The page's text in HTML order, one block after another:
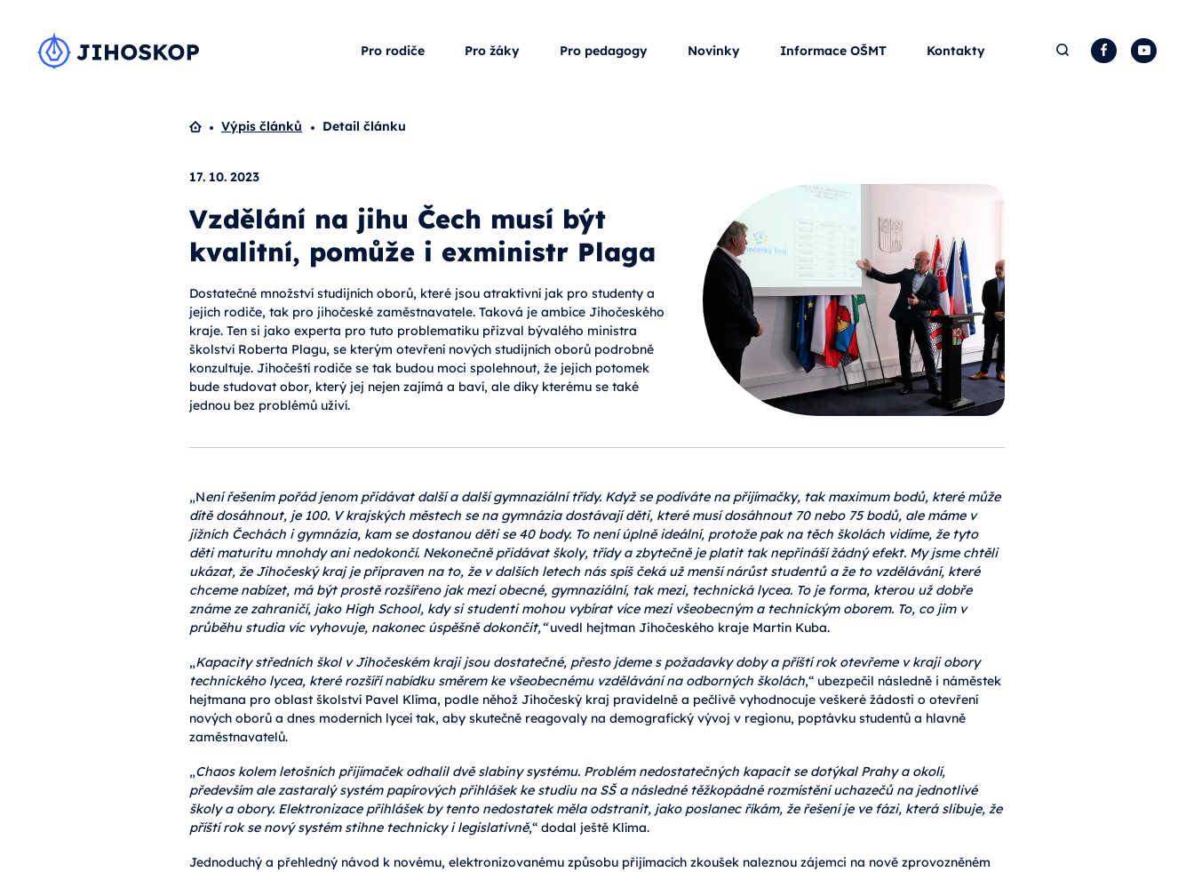
Pro rodiče Pro žáky Pro pedagogy Novinky Informace OŠMT Kontakty Hledat Facebook
Domů
Výpis článků Detail článku
17. 10. 2023
Vzdělání na jihu Čech musí být
kvalitní, pomůže i exministr Plaga
Dostatečné množství studijních oborů, které jsou atraktivní jak pro studenty a
jejich rodiče, tak pro jihočeské zaměstnavatele. Taková je ambice Jihočeského
kraje. Ten si jako experta pro tuto problematiku přizval bývalého ministra
školství Roberta Plagu, se kterým otevření nových studijních oborů podrobně
konzultuje. Jihočeští rodiče se tak budou moci spolehnout, že jejich potomek
bude studovat obor, který jej nejen zajímá a baví, ale díky kterému se také
jednou bez problémů uživí.
„Není řešením pořád jenom přidávat další a další gymnaziální třídy. Když se podíváte na přijímačky, tak maximum bodů, které může
dítě dosáhnout, je 100. V krajských městech se na gymnázia dostávají děti, které musí dosáhnout 70 nebo 75 bodů, ale máme v
jižních Čechách i gymnázia, kam se dostanou děti se 40 body. To není úplně ideální, protože pak na těch školách vidíme, že tyto
děti maturitu mnohdy ani nedokončí. Nekonečně přidávat školy, třídy a zbytečně je platit tak nepřináší žádný efekt. My jsme chtěli
ukázat, že Jihočeský kraj je připraven na to, že v dalších letech nás spíš čeká už menší nárůst studentů a že to vzdělávání, které
chceme nabízet, má být prostě rozšířeno jak mezi obecné, gymnaziální, tak mezi, technická lycea. To je forma, kterou už dobře
známe ze zahraničí, jako High School, kdy si studenti mohou vybírat více mezi všeobecným a technickým oborem. To, co jim v
průběhu studia víc vyhovuje, nakonec úspěšně dokončit,“uvedl hejtman Jihočeského kraje Martin Kuba.
„Kapacity středních škol v Jihočeském kraji jsou dostatečné, přesto jdeme s požadavky doby a příští rok otevřeme v kraji obory
technického lycea, které rozšíří nabídku směrem ke všeobecnému vzdělávání na odborných školách,“ ubezpečil následně i náměstek
hejtmana pro oblast školství Pavel Klíma, podle něhož Jihočeský kraj pravidelně a pečlivě vyhodnocuje veškeré žádosti o otevření
nových oborů a dnes moderních lyceí tak, aby skutečně reagovaly na demografický vývoj v regionu, poptávku studentů a hlavně
zaměstnavatelů.
„Chaos kolem letošních přijímaček odhalil dvě slabiny systému. Problém nedostatečných kapacit se dotýkal Prahy a okolí,
především ale zastaralý systém papírových přihlášek ke studiu na SŠ a následné těžkopádné rozmístění uchazečů na jednotlivé
školy a obory. Elektronizace přihlášek by tento nedostatek měla odstranit, jako poslanec říkám, že řešení je ve fázi, která slibuje, že
příští rok se nový systém stihne technicky i legislativně,“ dodal ještě Klíma.
Jednoduchý a přehledný návod k novému, elektronizovanému způsobu přijímacích zkoušek naleznou zájemci na nově zprovozněném